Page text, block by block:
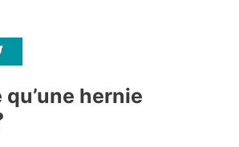
qu’une hernie